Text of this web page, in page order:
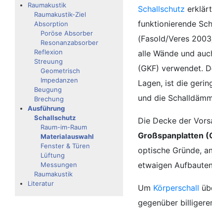
Raumakustik
Raumakustik-Ziel
Absorption
Poröse Absorber
Resonanzabsorber
Reflexion
Streuung
Geometrisch
Impedanzen
Beugung
Brechung
Ausführung
Schallschutz
Raum-im-Raum
Materialauswahl
Fenster & Türen
Lüftung
Messungen
Raumakustik
Literatur
Schallschutz
funktionierende
(Fasold/Veres
alle Wände und
(GKF) verwendet.
Lagen, ist die
und die
Die Decke der
Großspanplatten
optische Gründe,
etwaigen
Um Körperschall
gegenüber